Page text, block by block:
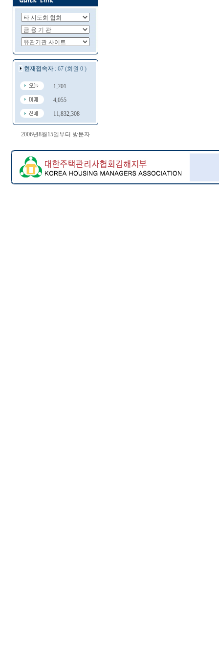
현재접속자: 67 (회원 0 )
1,701
4,055
11,832,308
2006년8월15일부터 방문자